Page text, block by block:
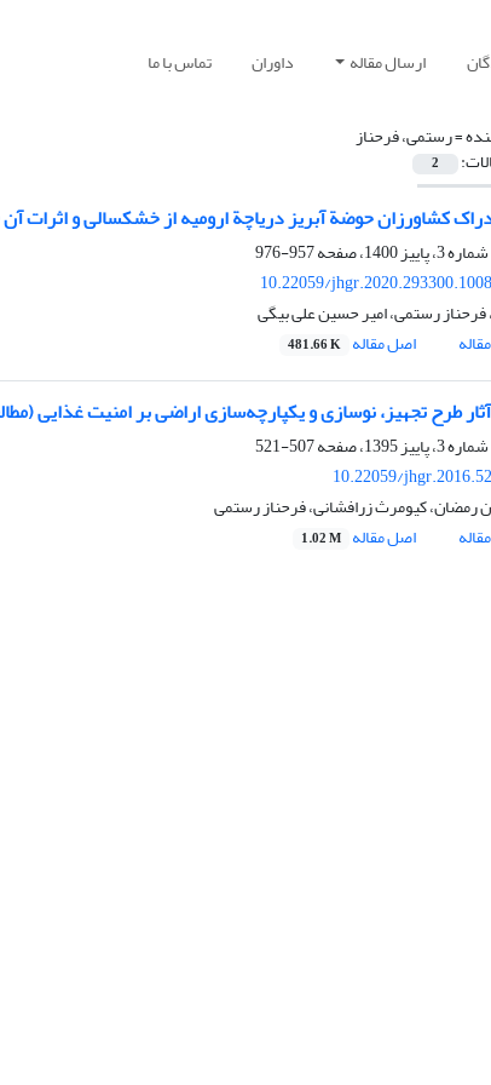
ارسال مقاله داوران تماس با ما
=رستمی، فرحناز
2
کشاورزان حوضة آبریز دریاچة ارومیه از خشک‏سالی و اثرات
957-976
10.22059/
فرحناز رستمی، امیر حسین علی بیگی
اصل مقاله 481.66 K
طرح تجهیز، نوسازی و یکپارچه‌سازی اراضی بر امنیت غذایی
507-521
10.22059/
رمضان، کیومرث زرافشانی، فرحناز رستمی
اصل مقاله 1.02 M